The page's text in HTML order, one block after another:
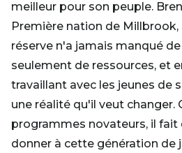
meilleur pour son peuple.
Première nation de
réserve n'a jamais manqué
seulement de ressources, et
travaillant avec les jeunes de
une réalité qu'il veut changer.
programmes novateurs, il fait
donner à cette génération de